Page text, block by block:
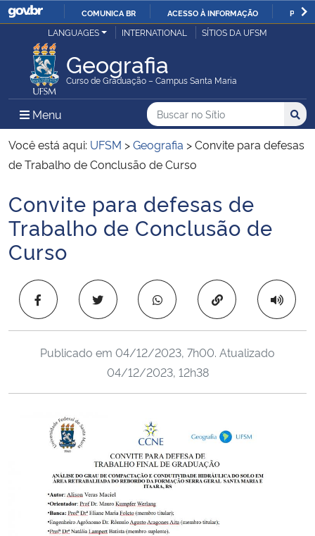
IR
O
COMUNICA BR ACESSO À INFORMAÇÃO
Ministério da Justiça e Segurança Pública
Ministério da Defesa
Ministério das Relações Exteriores
Ministério da Infraestrutura
Ministério da Agricultura, Pecuária e Abastecimento
Ministério da Educação
Ministério da Ciência, Tecnologia, Inovações e Comunicações
Ministério do Meio Ambiente
Ministério do Turismo
LANGUAGES INTERNATIONAL SÍTIOS DA UFSM
Geografia
Curso de Graduação – Campus Santa Maria
Menu Menu Principal do Sítio
Busca
Buscar no no Sítio
Busca:
Você está aqui: UFSM >Geografia >Convite para defesas
de Trabalho de Conclusão de Curso
Início do conteúdo
Convite para defesas de
Trabalho de Conclusão de
Curso
Copiar para área
Publicado em 04/12/2023, 7h00. Atualizado
04/12/2023, 12h38